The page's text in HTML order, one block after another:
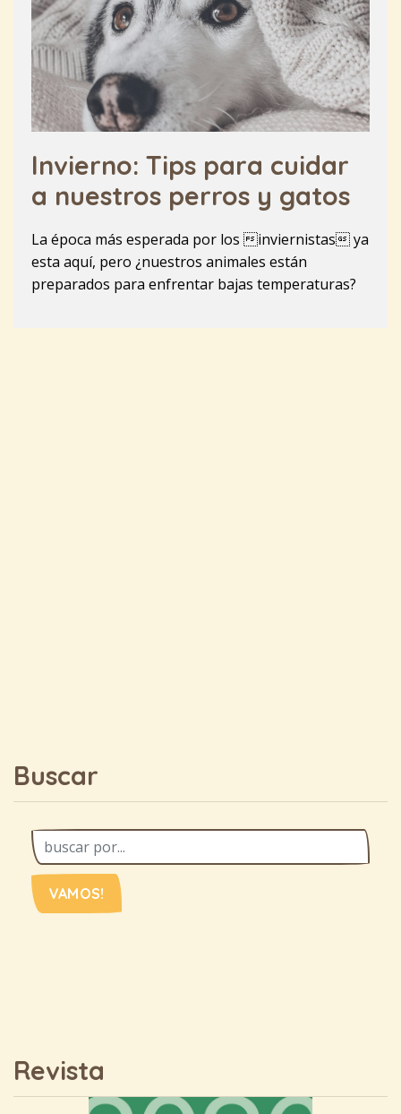
Invierno: Tips para cuidar
a nuestros perros y gatos
La época más esperada por los inviernistas ya
esta aquí, pero ¿nuestros animales están
preparados para enfrentar bajas temperaturas?
Buscar
VAMOS!
Revista